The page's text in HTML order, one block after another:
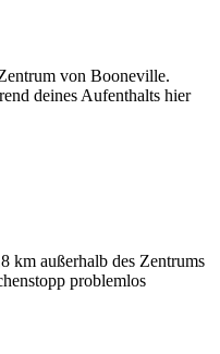
von Booneville.
deines Aufenthalts hier
km außerhalb des Zentrums
problemlos